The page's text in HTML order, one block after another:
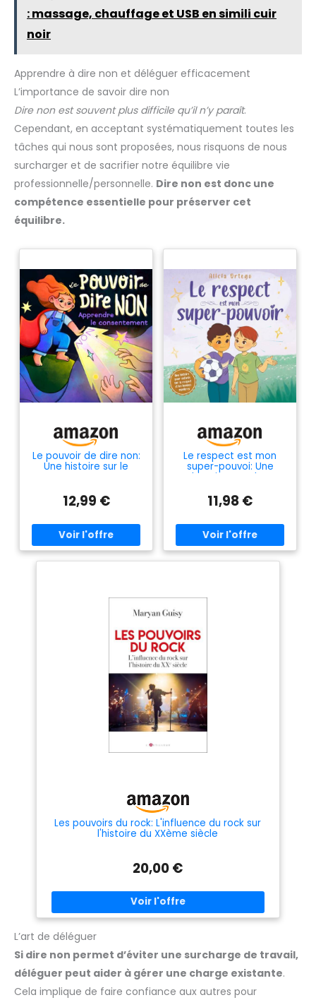
n'importe où ; adapté à la vie
quotidienne.
: massage, chauffage et USB en simili cuir
noir
Apprendre à dire non et déléguer efficacement
L’importance de savoir dire non
Dire non est souvent plus difficile qu’il n’y paraît.
Cependant, en acceptant systématiquement toutes les
tâches qui nous sont proposées, nous risquons de nous
surcharger et de sacrifier notre équilibre vie
professionnelle/personnelle. Dire non est donc une
compétence essentielle pour préserver cet
équilibre.
Le pouvoir de dire non:
Une histoire sur le
connaître son corps, à
savoir dire non et à
choix !
12,99 €
Le respect est mon
super-pouvoi: Une
histoire pour les
et la politesse,
destinée aux 3–8 ans
11,98 €
Les pouvoirs du rock: L'influence du rock sur
l'histoire du XXème siècle
20,00 €
L’art de déléguer
Si dire non permet d’éviter une surcharge de travail,
déléguer peut aider à gérer une charge existante.
Cela implique de faire confiance aux autres pour